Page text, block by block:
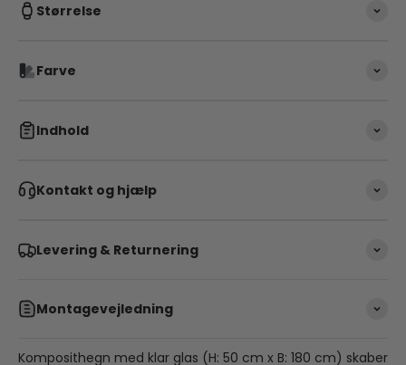
Størrelse
Farve
Indhold
Kontakt og hjælp
Levering & Returnering
Montagevejledning
Komposithegn med klar glas (H: 50 cm x B: 180 cm) skaber